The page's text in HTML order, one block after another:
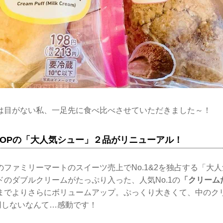
目がない私、一足先に食べ比べさせていただきました～！
の「大人気シュー」２品がリニューアル！
ファミリーマートのスイーツ売上でNo.1&2を独占する「大
のダブルクリームがたっぷり入った、人気No.1の 「クリー
でよりさらにボリュームアップ。ぷっくり大きくて、中の
ないなんて…感動です！